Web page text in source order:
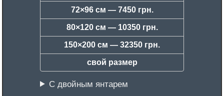
72×96 см — 7450 грн.
80×120 см — 10350 грн.
150×200 см — 32350 грн.
свой размер
С двойным янтарем